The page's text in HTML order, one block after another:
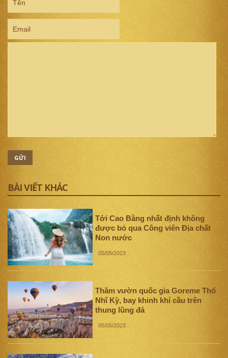
GỬI
BÀI VIẾT KHÁC
Tới Cao Bằng nhất định không
được bỏ qua Công viên Địa chất
Non nước
05/05/2023
Thăm vườn quốc gia Goreme Thổ
Nhĩ Kỳ, bay khinh khí cầu trên
thung lũng đá
05/05/2023